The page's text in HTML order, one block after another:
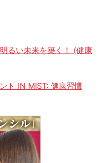
るい未来を築く！ (健康
ト IN MIST: 健康習慣